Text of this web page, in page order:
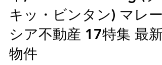
The Conlay (ザ コンレ
イ) in Bukit Bintang (ブ
キッ・ビンタン) マレー